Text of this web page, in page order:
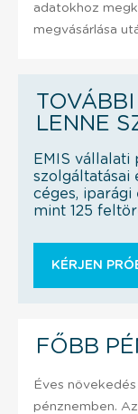
adatokhoz
megvásárlása
LENNE
EMIS
szolgáltatásai
céges, iparági
mint 125
KÉRJEN
FŐBB
Éves
pénznemben.